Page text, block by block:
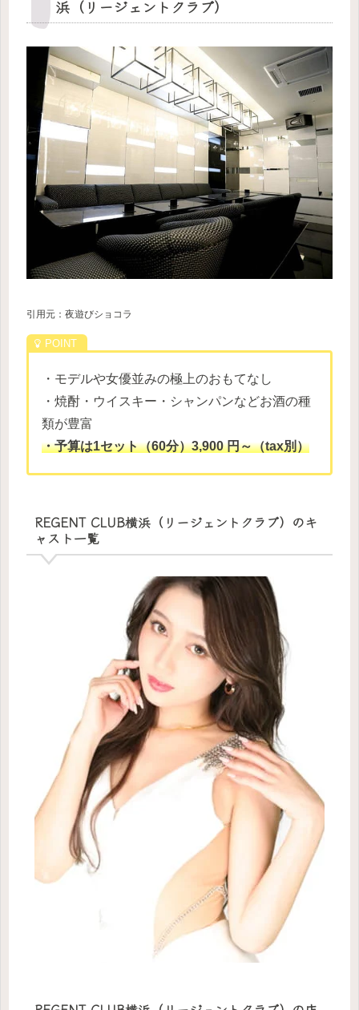
浜（リージェントクラブ）
引用元：夜遊びショコラ
・モデルや女優並みの極上のおもてなし
・焼酎・ウイスキー・シャンパンなどお酒の種
類が豊富
・予算は1セット（60分）3,900 円～（tax別）
REGENT CLUB横浜（リージェントクラブ）のキ
ャスト一覧